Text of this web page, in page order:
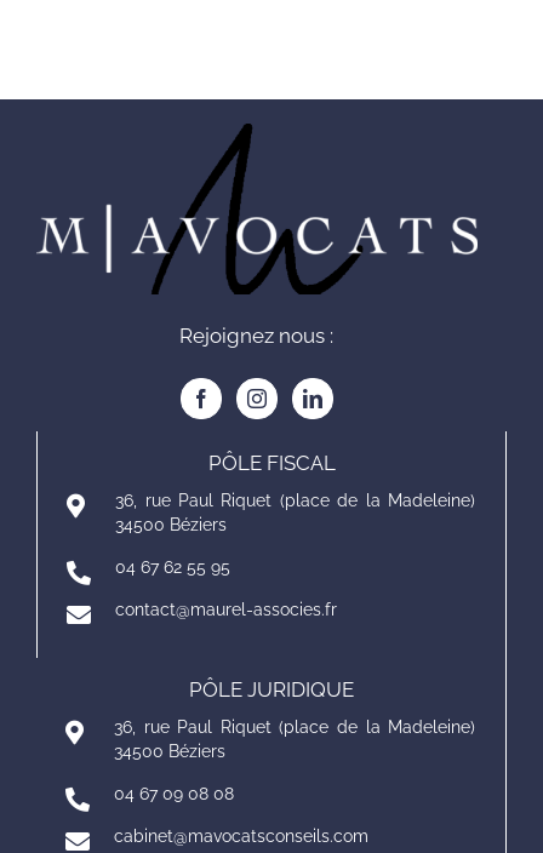
Rejoignez nous :
PÔLE FISCAL
36, rue Paul Riquet (place de la Madeleine)
34500 Béziers
04 67 62 55 95
contact@maurel-associes.fr
PÔLE JURIDIQUE
36, rue Paul Riquet (place de la Madeleine)
34500 Béziers
04 67 09 08 08
cabinet@mavocatsconseils.com